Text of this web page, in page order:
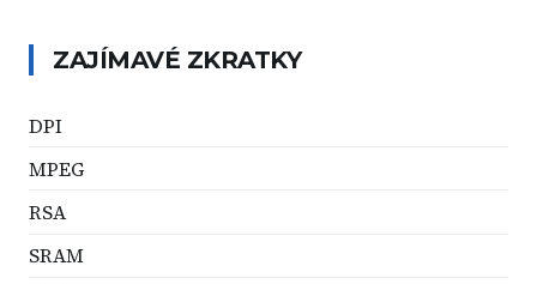
ZAJÍMAVÉ ZKRATKY
DPI
MPEG
RSA
SRAM